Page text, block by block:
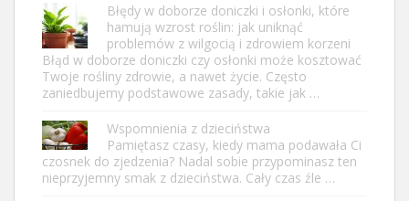
Błędy w doborze doniczki i osłonki, które
hamują wzrost roślin: jak uniknąć
problemów z wilgocią i zdrowiem korzeni
Błąd w doborze doniczki czy osłonki może kosztować
Twoje rośliny zdrowie, a nawet życie. Często
zaniedbujemy podstawowe zasady, takie jak …
Wspomnienia z dzieciństwa
Pamiętasz czasy, kiedy mama podawała Ci
czosnek do zjedzenia? Nadal sobie przypominasz ten
nieprzyjemny smak z dzieciństwa. Cały czas źle …